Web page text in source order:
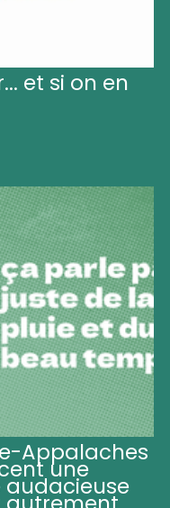
et si on en
Appalaches
une